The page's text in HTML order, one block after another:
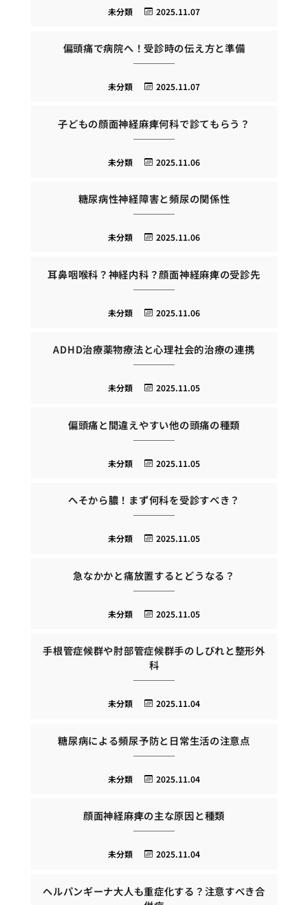
2025.11.07
未分類
偏頭痛で病院へ！受診時の伝え方と準備
2025.11.07
未分類
子どもの顔面神経麻痺何科で診てもらう？
2025.11.06
未分類
糖尿病性神経障害と頻尿の関係性
2025.11.06
未分類
耳鼻咽喉科？神経内科？顔面神経麻痺の受診先
2025.11.06
未分類
ADHD治療薬物療法と心理社会的治療の連携
2025.11.05
未分類
偏頭痛と間違えやすい他の頭痛の種類
2025.11.05
未分類
へそから膿！まず何科を受診すべき？
2025.11.05
未分類
急なかかと痛放置するとどうなる？
2025.11.05
未分類
手根管症候群や肘部管症候群手のしびれと整形外
科
2025.11.04
未分類
糖尿病による頻尿予防と日常生活の注意点
2025.11.04
未分類
顔面神経麻痺の主な原因と種類
2025.11.04
未分類
ヘルパンギーナ大人も重症化する？注意すべき合